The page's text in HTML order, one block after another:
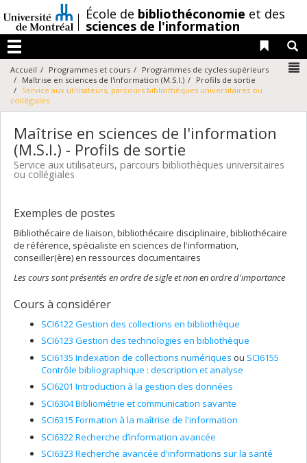
au
contenu
/École de bibliothéconomie et des
sciences de l'information
Menu
Liens
Accueil Programmes et cours
Programmes de cycles supérieurs
Maîtrise en sciences de l'information (M.S.I.)
Profils de sortie
Service aux utilisateurs, parcours bibliothèques universitaires ou
collégiales
Maîtrise en sciences de l'information
(M.S.I.) - Profils de sortie
Service aux utilisateurs, parcours bibliothèques universitaires
ou collégiales
Exemples de postes
Bibliothécaire de liaison, bibliothécaire disciplinaire, bibliothécaire
de référence, spécialiste en sciences de l'information,
conseiller(ère) en ressources documentaires
Les cours sont présentés en ordre de sigle et non en ordre d'importance
Cours à considérer
SCI6122 Gestion des collections en bibliothèque
SCI6123 Gestion des technologies en bibliothèque
SCI6135 Indexation de collections numériques ou SCI6155
Contrôle bibliographique : description et analyse
SCI6201 Introduction à la gestion des données
SCI6304 Bibliométrie et communication savante
SCI6315 Formation à la maîtrise de l'information
SCI6322 Recherche d’information avancée
SCI6323 Recherche avancée d'informations sur la santé